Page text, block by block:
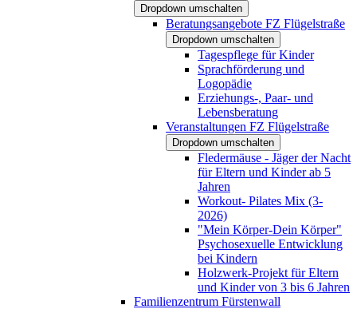
Dropdown umschalten
Beratungsangebote FZ Flügelstraße
Dropdown umschalten
Tagespflege für Kinder
Sprachförderung und
Logopädie
Erziehungs-, Paar- und
Lebensberatung
Veranstaltungen FZ Flügelstraße
Dropdown umschalten
Fledermäuse - Jäger der Nacht
für Eltern und Kinder ab 5
Jahren
Workout- Pilates Mix (3-
2026)
"Mein Körper-Dein Körper"
Psychosexuelle Entwicklung
bei Kindern
Holzwerk-Projekt für Eltern
und Kinder von 3 bis 6 Jahren
Familienzentrum Fürstenwall